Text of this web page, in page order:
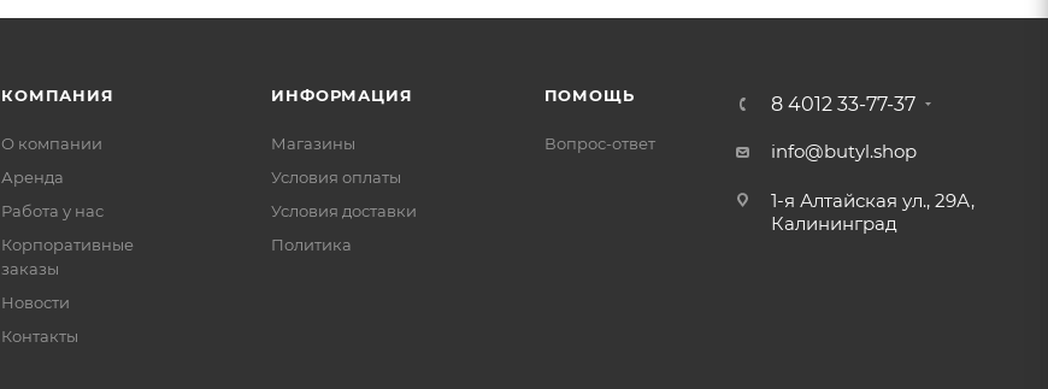
КОМПАНИЯ
О компании
Аренда
Работа у нас
Корпоративные
заказы
Новости
Контакты
ИНФОРМАЦИЯ
Магазины
Условия оплаты
Условия доставки
Политика
ПОМОЩЬ
Вопрос-ответ
8 4012 33-77-37
info@butyl.shop
1-я Алтайская ул., 29А,
Калининград